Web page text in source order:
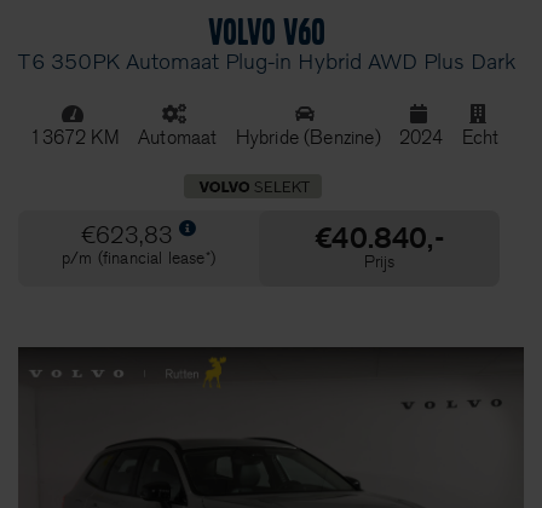
Volvo V60
T6 350PK Automaat Plug-in Hybrid AWD Plus Dark
13672 KM Automaat Hybride (Benzine) 2024 Echt
€623,83
p/m (financial lease*)
€40.840,-
Prijs